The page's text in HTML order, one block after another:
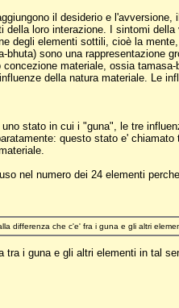
il desiderio e
della loro interazione. I sintomi
degli elementi sottili, cioè la
bhuta) sono una rappresentazione
materiale, ossia
della natura materiale. Le
uno stato in cui i "guna", le tre
questo stato e'
nel numero dei 24 elementi
differenza che c'e' fra i guna e gli altri
tra i guna e gli altri elementi in tal